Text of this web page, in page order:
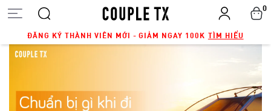
ĐĂNG KÝ THÀNH VIÊN MỚI - GIẢM NGAY 100K TÌM HIỂU
0